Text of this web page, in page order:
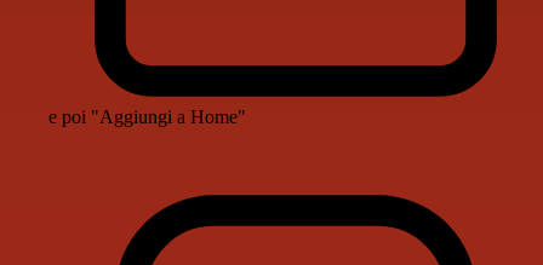
e poi "Aggiungi a Home"